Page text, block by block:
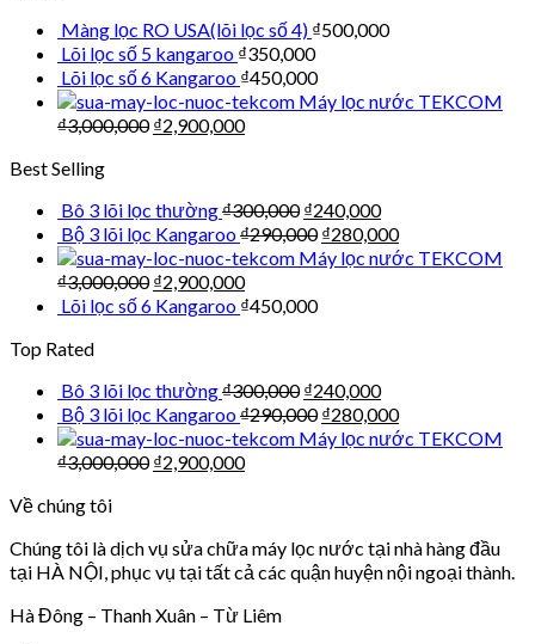
Màng lọc RO USA(lõi lọc số 4) ₫500,000
Lõi lọc số 5 kangaroo ₫350,000
Lõi lọc số 6 Kangaroo ₫450,000
Máy lọc nước TEKCOM
₫3,000,000 ₫2,900,000
Best Selling
Bô 3 lõi lọc thường₫300,000 ₫240,000
Bộ 3 lõi lọc Kangaroo₫290,000 ₫280,000
Máy lọc nước TEKCOM
₫3,000,000 ₫2,900,000
Lõi lọc số 6 Kangaroo ₫450,000
Top Rated
Bô 3 lõi lọc thường₫300,000 ₫240,000
Bộ 3 lõi lọc Kangaroo₫290,000 ₫280,000
Máy lọc nước TEKCOM
₫3,000,000 ₫2,900,000
Về chúng tôi
Chúng tôi là dịch vụ sửa chữa máy lọc nước tại nhà hàng đầu
tại HÀ NỘI, phục vụ tại tất cả các quận huyện nội ngoại thành.
Hà Đông – Thanh Xuân – Từ Liêm